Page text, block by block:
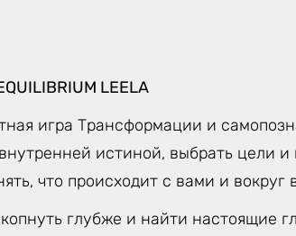
LEELA
игра Трансформации и
истиной, выбрать цели и
что происходит с вами и вокруг
глубже и найти настоящие